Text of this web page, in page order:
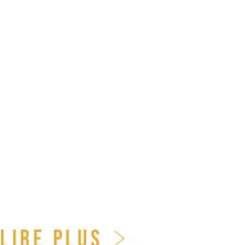
LIRE PLUS